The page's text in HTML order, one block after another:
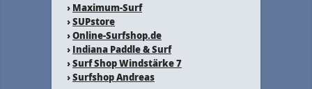
› Maximum-Surf
›SUPstore
›Online-Surfshop.de
› Indiana Paddle & Surf
›Surf Shop Windstärke 7
›Surfshop Andreas